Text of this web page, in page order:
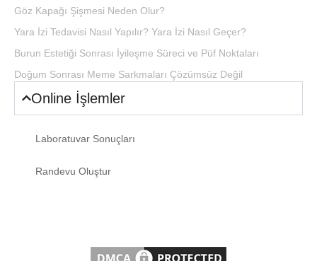
Göz Kapağı Şişmesi Neden Olur?
Yara İzi Tedavisi Nasıl Yapılır? Yara İzi Nasıl Geçer?
Burun Estetiği Sonrası İyileşme Süreci ve Püf Noktaları
Doğum Sonrası Meme Sarkmaları Çözümsüz Değil
Online İşlemler
Laboratuvar Sonuçları
Randevu Oluştur